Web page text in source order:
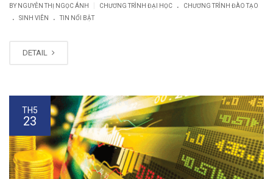
BY NGUYỄN THỊ NGỌC ÁNH CHƯƠNG TRÌNH ĐẠI HỌC . CHƯƠNG TRÌNH ĐÀO TẠO
. SINH VIÊN . TIN NỔI BẬT
DETAIL
TH5
23